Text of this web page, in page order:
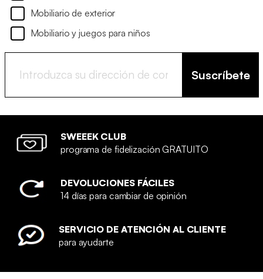
Mobiliario de exterior
Mobiliario y juegos para niños
Suscríbete
SWEEEK CLUB
programa de fidelización GRATUITO
DEVOLUCIONES FÁCILES
14 días para cambiar de opinión
SERVICIO DE ATENCIÓN AL CLIENTE
para ayudarte